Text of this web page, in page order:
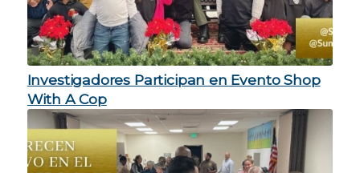
Investigadores Participan en Evento Shop
With A Cop